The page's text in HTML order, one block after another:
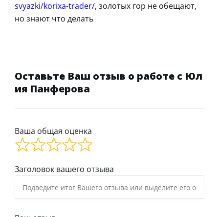
svyazki/korixa-trader/, золотых гор не обещают,
но знают что делать
Оставьте Ваш отзыв о работе с Юл
ия Панферова
Ваша общая оценка
Заголовок вашего отзыва